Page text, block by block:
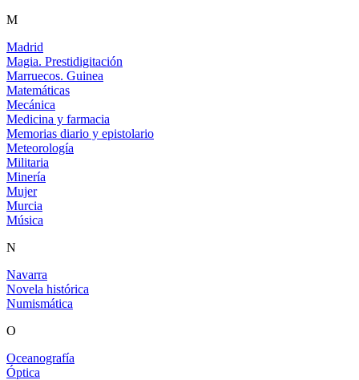
M
Madrid
Magia. Prestidigitación
Marruecos. Guinea
Matemáticas
Mecánica
Medicina y farmacia
Memorias diario y epistolario
Meteorología
Militaria
Minería
Mujer
Murcia
Música
N
Navarra
Novela histórica
Numismática
O
Oceanografía
Óptica